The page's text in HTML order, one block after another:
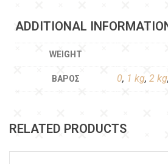
ADDITIONAL
WEIGHT
ΒΆΡΟΣ 0, 1 kg, 2 kg,
RELATED PRODUCTS